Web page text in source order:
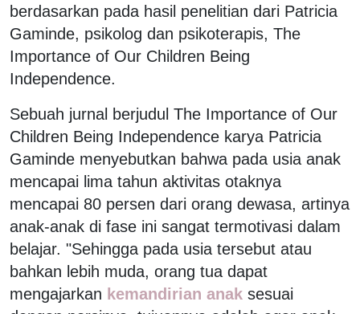
berdasarkan pada hasil penelitian dari Patricia
Gaminde, psikolog dan psikoterapis, The
Importance of Our Children Being
Independence.
Sebuah jurnal berjudul The Importance of Our
Children Being Independence karya Patricia
Gaminde menyebutkan bahwa pada usia anak
mencapai lima tahun aktivitas otaknya
mencapai 80 persen dari orang dewasa, artinya
anak-anak di fase ini sangat termotivasi dalam
belajar. "Sehingga pada usia tersebut atau
bahkan lebih muda, orang tua dapat
mengajarkan kemandirian anak sesuai